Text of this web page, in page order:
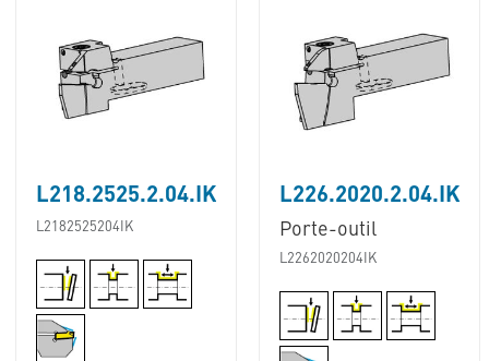
L218.2525.2.04.IK
L2182525204IK
L226.2020.2.04.IK
Porte-outil
L2262020204IK